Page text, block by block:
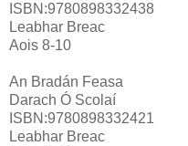
ISBN:9780898332438
Leabhar Breac
Aois 8-10
An Bradán Feasa
Darach Ó Scolaí
ISBN:9780898332421
Leabhar Breac